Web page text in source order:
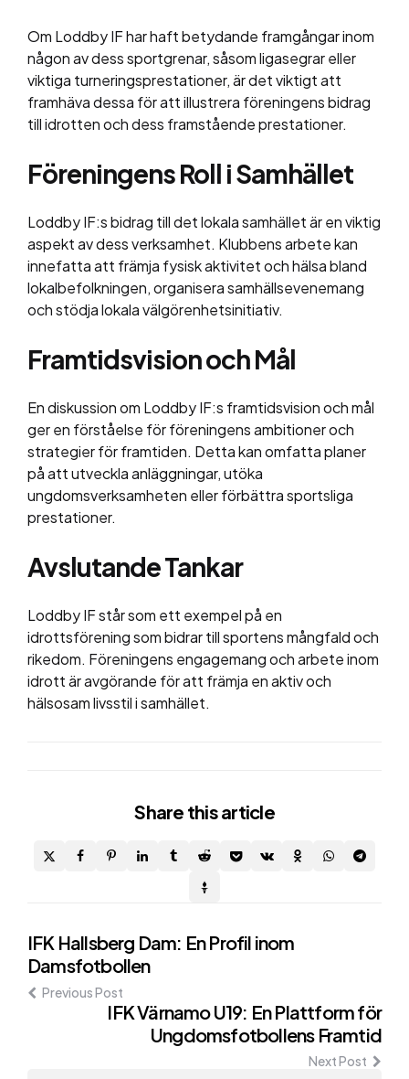
Om Loddby IF har haft betydande framgångar inom
någon av dess sportgrenar, såsom ligasegrar eller
viktiga turneringsprestationer, är det viktigt att
framhäva dessa för att illustrera föreningens bidrag
till idrotten och dess framstående prestationer.
Föreningens Roll i Samhället
Loddby IF:s bidrag till det lokala samhället är en viktig
aspekt av dess verksamhet. Klubbens arbete kan
innefatta att främja fysisk aktivitet och hälsa bland
lokalbefolkningen, organisera samhällsevenemang
och stödja lokala välgörenhetsinitiativ.
Framtidsvision och Mål
En diskussion om Loddby IF:s framtidsvision och mål
ger en förståelse för föreningens ambitioner och
strategier för framtiden. Detta kan omfatta planer
på att utveckla anläggningar, utöka
ungdomsverksamheten eller förbättra sportsliga
prestationer.
Avslutande Tankar
Loddby IF står som ett exempel på en
idrottsförening som bidrar till sportens mångfald och
rikedom. Föreningens engagemang och arbete inom
idrott är avgörande för att främja en aktiv och
hälsosam livsstil i samhället.
Share this article
Post
navigation
IFK Hallsberg Dam: En Profil inom
Damsfotbollen
Previous Post
IFK Värnamo U19: En Plattform för
Ungdomsfotbollens Framtid
Next Post